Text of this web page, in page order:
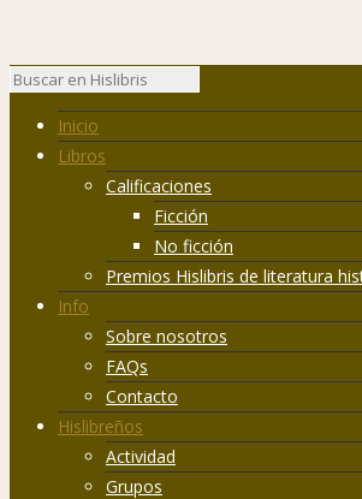
Inicio
Libros
Calificaciones
Ficción
No ficción
Premios Hislibris de literatura
Info
Sobre nosotros
FAQs
Contacto
Hislibreños
Actividad
Grupos